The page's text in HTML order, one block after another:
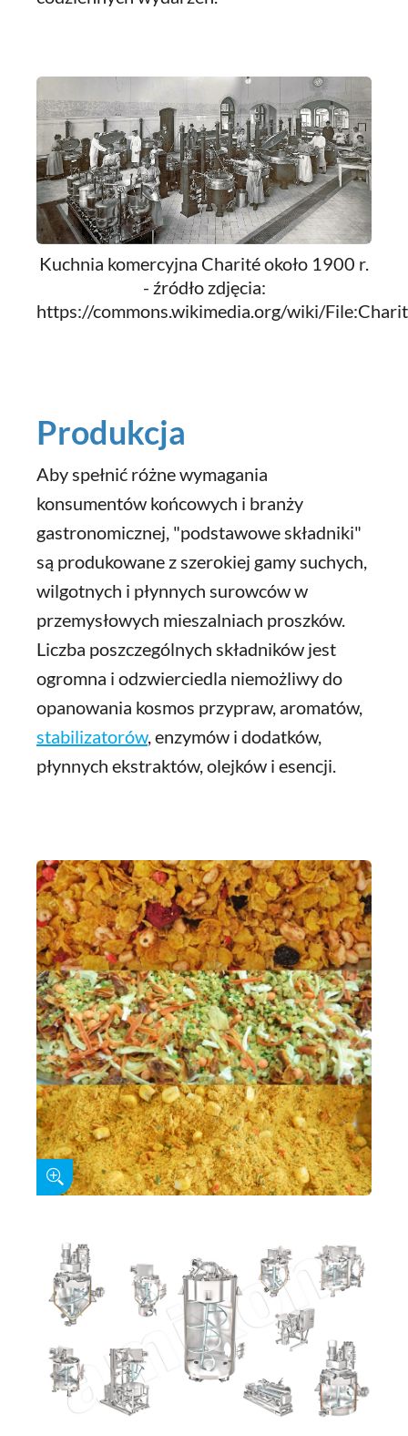
Kuchnia komercyjna Charité około 1900 r.
- źródło zdjęcia:
https://commons.wikimedia.org/wiki/
Produkcja
Aby spełnić różne wymagania
konsumentów końcowych i branży
gastronomicznej, "podstawowe składniki"
są produkowane z szerokiej gamy suchych,
wilgotnych i płynnych surowców w
przemysłowych mieszalniach proszków.
Liczba poszczególnych składników jest
ogromna i odzwierciedla niemożliwy do
opanowania kosmos przypraw, aromatów,
stabilizatorów, enzymów i dodatków,
płynnych ekstraktów, olejków i esencji.